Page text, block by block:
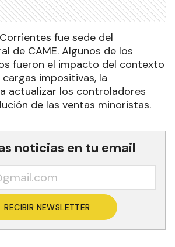
fue sede del
de CAME. Algunos de los
fueron el impacto del contexto
impositivas, la
actualizar los controladores
de las ventas minoristas.
noticias en tu email
RECIBIR NEWSLETTER